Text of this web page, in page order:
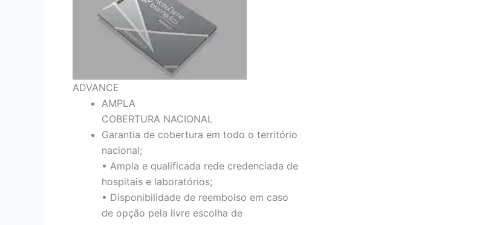
ADVANCE
AMPLA
COBERTURA NACIONAL
Garantia de cobertura em todo o território
nacional;
• Ampla e qualificada rede credenciada de
hospitais e laboratórios;
• Disponibilidade de reembolso em caso
de opção pela livre escolha de